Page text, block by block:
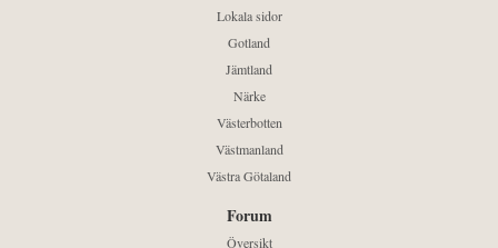
Lokala sidor
Gotland
Jämtland
Närke
Västerbotten
Västmanland
Västra Götaland
Forum
Översikt